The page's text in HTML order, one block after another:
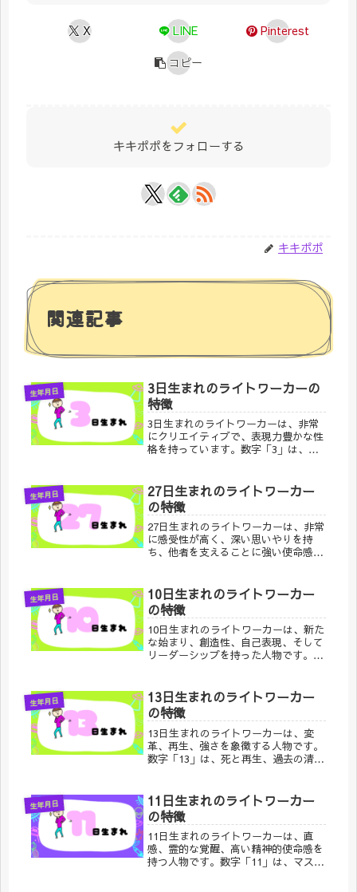
X LINE
Pinterest
コピー
キキポポをフォローする
キキポポ
関連記事
生年月日
3日生まれのライトワーカーの
特徴
3日生まれのライトワーカーは、非常
にクリエイティブで、表現力豊かな性
格を持っています。数字「3」は、創
は、自己表現を通じて他者に癒しやイ
ンスピレーションを与えることが得意
です。
生年月日
27日生まれのライトワーカー
の特徴
27日生まれのライトワーカーは、非常
に感受性が高く、深い思いやりを持
ち、他者を支えることに強い使命感を
的なテーマとし、特に人々を癒す力を
持つ存在です。彼らは精神的な成長を
追求する一方で、社会や世界に貢献す
ることに情熱を持っています。
生年月日
10日生まれのライトワーカー
の特徴
10日生まれのライトワーカーは、新た
な始まり、創造性、自己表現、そして
リーダーシップを持った人物です。数
す。自らの力を活かして周囲にポジテ
ィブな影響を与えるリーダーとしての
資質を持っています。
生年月日
13日生まれのライトワーカー
の特徴
13日生まれのライトワーカーは、変
革、再生、強さを象徴する人物です。
数字「13」は、死と再生、過去の清
人々に関連しています。この日生まれ
の人々は、困難や試練を乗り越え、新
しい視点を持って生きる力を持ち、そ
の変革の力を周囲に与える存在です。
生年月日
11日生まれのライトワーカー
の特徴
11日生まれのライトワーカーは、直
感、霊的な覚醒、高い精神的使命感を
持つ人物です。数字「11」は、マスタ